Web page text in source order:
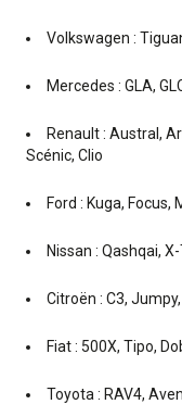
Volkswagen :
Mercedes : GLA,
Renault : Austral,
Scénic, Clio
Ford : Kuga, Focus,
Nissan : Qashqai, X-
Citroën : C3,
Fiat : 500X, Tipo,
Toyota : RAV4,